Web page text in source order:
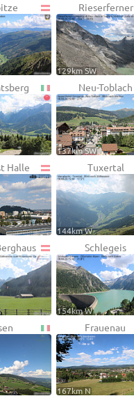
Rieserferner
129km SW
Neu-Toblach
137km SW
Halle Tuxertal
144km W
Schlegeis
154km W
Frauenau
167km N